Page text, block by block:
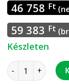
46 758 Ft
59 383 Ft
Készleten
ESBE VZD162/